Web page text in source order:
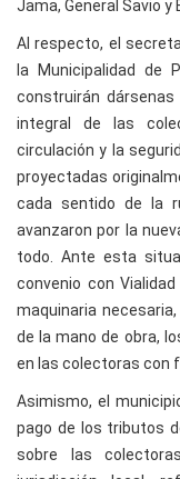
Jama, General Savio y
Al respecto, el
la Municipalidad de
construirán
integral de las
circulación y la
proyectadas
cada sentido de la
avanzaron por la
todo. Ante esta
convenio con
maquinaria
de la mano de obra,
en las colectoras con
Asimismo, el
pago de los tributos
sobre las